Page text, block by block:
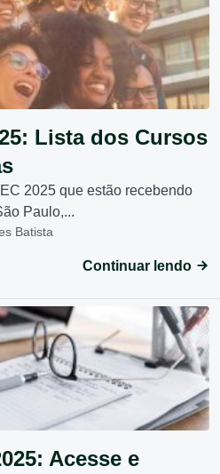
Lista dos Cursos
2025 que estão recebendo
Paulo,...
Batista
Continuar lendo
Acesse e